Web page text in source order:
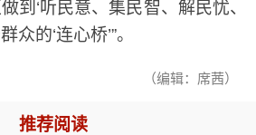
到‘听民意、集民智、解民忧、
众的‘连心桥’”。
（编辑：席茜）
推荐阅读